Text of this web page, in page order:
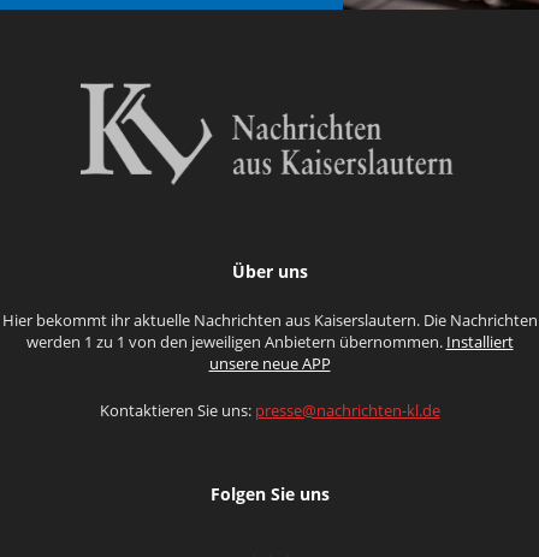
Über uns
Hier bekommt ihr aktuelle Nachrichten aus Kaiserslautern. Die Nachrichten
werden 1 zu 1 von den jeweiligen Anbietern übernommen. Installiert
unsere neue APP
Kontaktieren Sie uns: presse@nachrichten-kl.de
Folgen Sie uns